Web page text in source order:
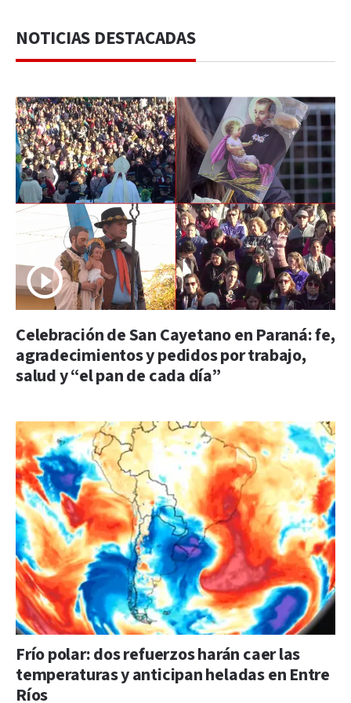
NOTICIAS DESTACADAS
Celebración de San Cayetano en Paraná: fe,
agradecimientos y pedidos por trabajo,
salud y “el pan de cada día”
Frío polar: dos refuerzos harán caer las
temperaturas y anticipan heladas en Entre
Ríos